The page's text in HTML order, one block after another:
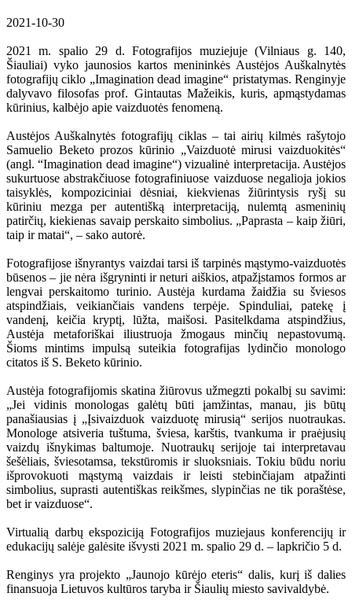
2021-10-30
2021 m. spalio 29 d. Fotografijos muziejuje (Vilniaus g. 140,
Šiauliai) vyko jaunosios kartos menininkės Austėjos Auškalnytės
fotografijų ciklo „Imagination dead imagine“ pristatymas. Renginyje
dalyvavo filosofas prof. Gintautas Mažeikis, kuris, apmąstydamas
kūrinius, kalbėjo apie vaizduotės fenomeną.
Austėjos Auškalnytės fotografijų ciklas – tai airių kilmės rašytojo
Samuelio Beketo prozos kūrinio „Vaizduotė mirusi vaizduokitės“
(angl. “Imagination dead imagine“) vizualinė interpretacija. Austėjos
sukurtuose abstrakčiuose fotografiniuose vaizduose negalioja jokios
taisyklės, kompoziciniai dėsniai, kiekvienas žiūrintysis ryšį su
kūriniu mezga per autentišką interpretaciją, nulemtą asmeninių
patirčių, kiekienas savaip perskaito simbolius. „Paprasta – kaip žiūri,
taip ir matai“, – sako autorė.
Fotografijose išnyrantys vaizdai tarsi iš tarpinės mąstymo-vaizduotės
būsenos – jie nėra išgryninti ir neturi aiškios, atpažįstamos formos ar
lengvai perskaitomo turinio. Austėja kurdama žaidžia su šviesos
atspindžiais, veikiančiais vandens terpėje. Spinduliai, patekę į
vandenį, keičia kryptį, lūžta, maišosi. Pasitelkdama atspindžius,
Austėja metaforiškai iliustruoja žmogaus minčių nepastovumą.
Šioms mintims impulsą suteikia fotografijas lydinčio monologo
citatos iš S. Beketo kūrinio.
Austėja fotografijomis skatina žiūrovus užmegzti pokalbį su savimi:
„Jei vidinis monologas galėtų būti įamžintas, manau, jis būtų
panašiausias į „Įsivaizduok vaizduotę mirusią“ serijos nuotraukas.
Monologe atsiveria tuštuma, šviesa, karštis, tvankuma ir praėjusių
vaizdų išnykimas baltumoje. Nuotraukų serijoje tai interpretavau
šešėliais, šviesotamsa, tekstūromis ir sluoksniais. Tokiu būdu noriu
išprovokuoti mąstymą vaizdais ir leisti stebinčiajam atpažinti
simbolius, suprasti autentiškas reikšmes, slypinčias ne tik poraštėse,
bet ir vaizduose“.
Virtualią darbų ekspoziciją Fotografijos muziejaus konferencijų ir
edukacijų salėje galėsite išvysti 2021 m. spalio 29 d. – lapkričio 5 d.
Renginys yra projekto „Jaunojo kūrėjo eteris“ dalis, kurį iš dalies
finansuoja Lietuvos kultūros taryba ir Šiaulių miesto savivaldybė.